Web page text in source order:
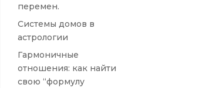
перемен.
Системы домов в
астрологии
Гармоничные
отношения: как найти
свою “формулу